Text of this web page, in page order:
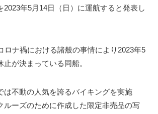
2023年5月14日（日）に運航すると発表し
ロナ禍における諸般の事情により2023年5
止が決まっている同船。
は不動の人気を誇るバイキングを実施
ルーズのために作成した限定非売品の写